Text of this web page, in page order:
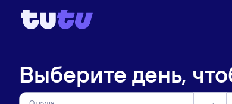
Выберите день,